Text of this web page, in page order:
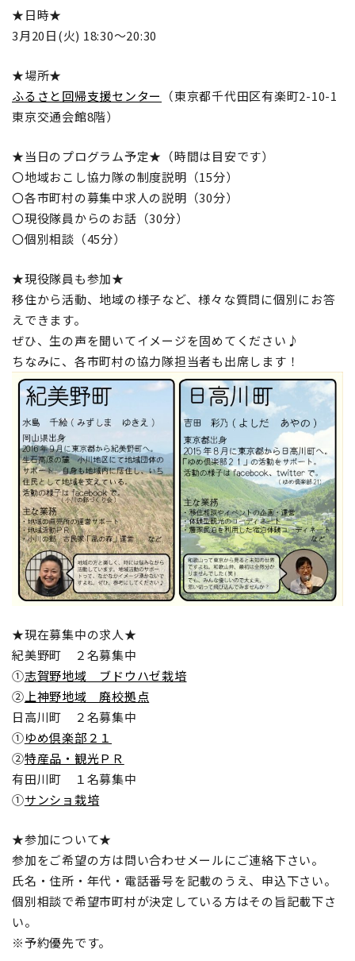
★日時★
3月20日(火) 18:30～20:30
★場所★
ふるさと回帰支援センター
（東京都千代田区有楽町2-10-1
東京交通会館8階）
★当日のプログラム予定★（時間は目安です）
〇地域おこし協力隊の制度説明（15分）
〇各市町村の募集中求人の説明（30分）
〇現役隊員からのお話（30分）
〇個別相談（45分）
★現役隊員も参加★
移住から活動、地域の様子など、様々な質問に個別にお答
えできます。
ぜひ、生の声を聞いてイメージを固めてください♪
ちなみに、各市町村の協力隊担当者も出席します！
★現在募集中の求人★
紀美野町 ２名募集中
①志賀野地域 ブドウハゼ栽培
② 上神野地域 廃校拠点
日高川町 ２名募集中
①ゆめ倶楽部２１
②特産品・観光ＰＲ
有田川町 １名募集中
①サンショ栽培
★参加について★
参加をご希望の方は問い合わせメールにご連絡下さい。
氏名・住所・年代・電話番号を記載のうえ、申込下さい。
個別相談で希望市町村が決定している方はその旨記載下さ
い。
※予約優先です。